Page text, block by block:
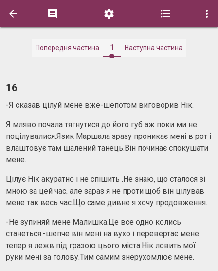
    
Попередня частина 1 Наступна частина
16
-Я сказав цілуй мене вже-шепотом виговорив Нік.
Я мляво почала тягнутися до його губ аж поки ми не
поцілувалися.Язик Маршала зразу проникає мені в рот і
влаштовує там шалений танець.Він починає спокушати
мене.
Цілує Нік акуратно і не спішить .Не знаю, що сталося зі
мною за цей час, але зараз я не проти щоб він цілував
мене так весь час.Що саме дивне я хочу продовження.
-Не зупиняй мене Малишка.Це все одно колись
станеться.-шепче він мені на вухо і перевертає мене
тепер я лежв під гразою цього міста.Нік ловить мої
руки мені за голову.Тим самим знерухомлює мене.